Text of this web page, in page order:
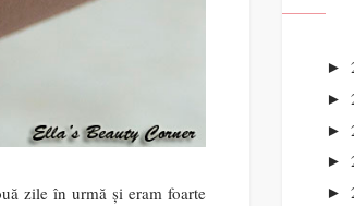
zile în urmă și eram foarte
►
►
►
►
►